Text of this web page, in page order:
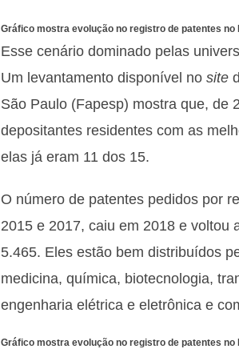
Gráfico mostra evolução no registro de patentes no
Esse cenário dominado pelas
Um levantamento disponível no site
São Paulo (Fapesp) mostra que, de
depositantes residentes com as
elas já eram 11 dos 15.
O número de patentes pedidos por
2015 e 2017, caiu em 2018 e voltou
5.465. Eles estão bem distribuídos
medicina, química, biotecnologia,
engenharia elétrica e eletrônica e
Gráfico mostra evolução no registro de patentes no